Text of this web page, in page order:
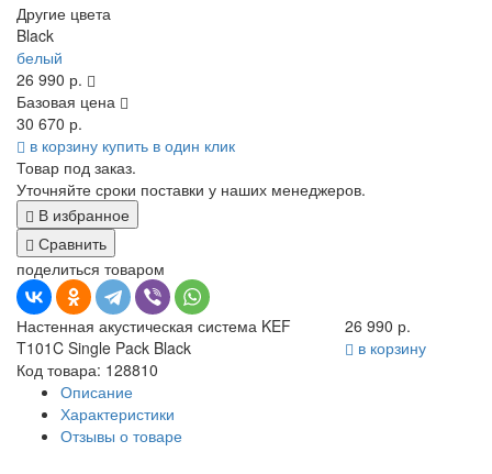
Другие цвета
Black
белый
26 990 р.
Базовая цена
30 670 р.
в корзину купить в один клик
Товар под заказ.
Уточняйте сроки поставки у наших менеджеров.
В избранное
Сравнить
поделиться товаром
Настенная акустическая система KEF
T101C Single Pack Black
Код товара: 128810
26 990 р.
в корзину
Описание
Характеристики
Отзывы о товаре